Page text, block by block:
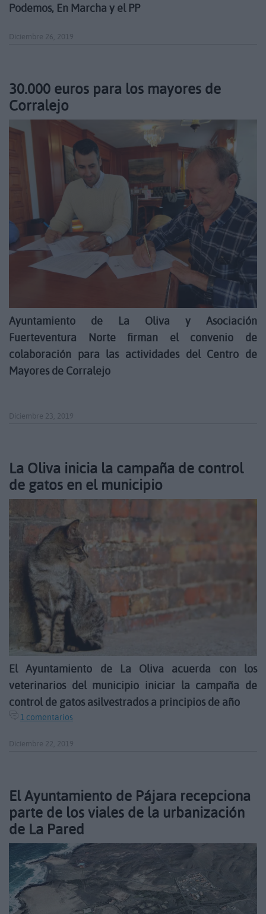
Podemos, En Marcha y el PP
Diciembre 26, 2019
30.000 euros para los mayores de
Corralejo
Ayuntamiento de La Oliva y Asociación
Fuerteventura Norte firman el convenio de
colaboración para las actividades del Centro de
Mayores de Corralejo
Diciembre 23, 2019
La Oliva inicia la campaña de control
de gatos en el municipio
El Ayuntamiento de La Oliva acuerda con los
veterinarios del municipio iniciar la campaña de
control de gatos asilvestrados a principios de año
1 comentarios
Diciembre 22, 2019
El Ayuntamiento de Pájara recepciona
parte de los viales de la urbanización
de La Pared